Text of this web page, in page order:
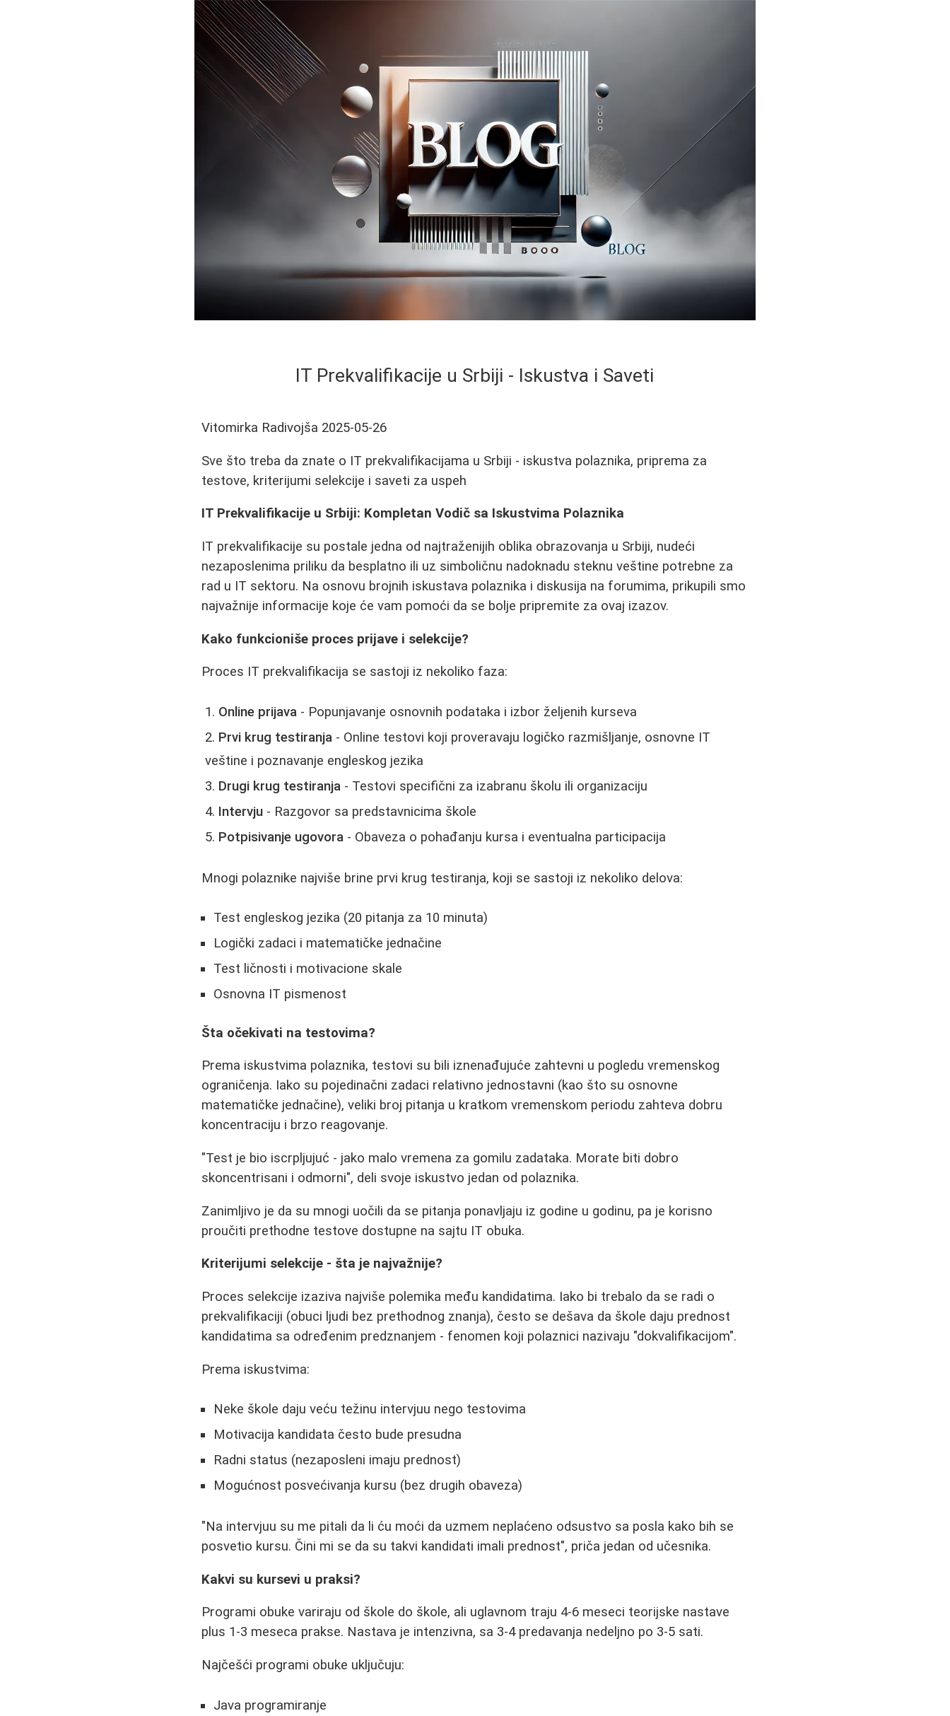
IT Prekvalifikacije u Srbiji - Iskustva i Saveti
Vitomirka Radivojša 2025-05-26
Sve što treba da znate o IT prekvalifikacijama u Srbiji - iskustva polaznika, priprema za
testove, kriterijumi selekcije i saveti za uspeh
IT Prekvalifikacije u Srbiji: Kompletan Vodič sa Iskustvima Polaznika
IT prekvalifikacije su postale jedna od najtraženijih oblika obrazovanja u Srbiji, nudeći
nezaposlenima priliku da besplatno ili uz simboličnu nadoknadu steknu veštine potrebne za
rad u IT sektoru. Na osnovu brojnih iskustava polaznika i diskusija na forumima, prikupili smo
najvažnije informacije koje će vam pomoći da se bolje pripremite za ovaj izazov.
Kako funkcioniše proces prijave i selekcije?
Proces IT prekvalifikacija se sastoji iz nekoliko faza:
Online prijava - Popunjavanje osnovnih podataka i izbor željenih kurseva
Prvi krug testiranja - Online testovi koji proveravaju logičko razmišljanje, osnovne IT
veštine i poznavanje engleskog jezika
Drugi krug testiranja - Testovi specifični za izabranu školu ili organizaciju
Intervju - Razgovor sa predstavnicima škole
Potpisivanje ugovora - Obaveza o pohađanju kursa i eventualna participacija
Mnogi polaznike najviše brine prvi krug testiranja, koji se sastoji iz nekoliko delova:
Test engleskog jezika (20 pitanja za 10 minuta)
Logički zadaci i matematičke jednačine
Test ličnosti i motivacione skale
Osnovna IT pismenost
Šta očekivati na testovima?
Prema iskustvima polaznika, testovi su bili iznenađujuće zahtevni u pogledu vremenskog
ograničenja. Iako su pojedinačni zadaci relativno jednostavni (kao što su osnovne
matematičke jednačine), veliki broj pitanja u kratkom vremenskom periodu zahteva dobru
koncentraciju i brzo reagovanje.
"Test je bio iscrpljujuć - jako malo vremena za gomilu zadataka. Morate biti dobro
skoncentrisani i odmorni", deli svoje iskustvo jedan od polaznika.
Zanimljivo je da su mnogi uočili da se pitanja ponavljaju iz godine u godinu, pa je korisno
proučiti prethodne testove dostupne na sajtu IT obuka.
Kriterijumi selekcije - šta je najvažnije?
Proces selekcije izaziva najviše polemika među kandidatima. Iako bi trebalo da se radi o
prekvalifikaciji (obuci ljudi bez prethodnog znanja), često se dešava da škole daju prednost
kandidatima sa određenim predznanjem - fenomen koji polaznici nazivaju "dokvalifikacijom".
Prema iskustvima:
Neke škole daju veću težinu intervjuu nego testovima
Motivacija kandidata često bude presudna
Radni status (nezaposleni imaju prednost)
Mogućnost posvećivanja kursu (bez drugih obaveza)
"Na intervjuu su me pitali da li ću moći da uzmem neplaćeno odsustvo sa posla kako bih se
posvetio kursu. Čini mi se da su takvi kandidati imali prednost", priča jedan od učesnika.
Kakvi su kursevi u praksi?
Programi obuke variraju od škole do škole, ali uglavnom traju 4-6 meseci teorijske nastave
plus 1-3 meseca prakse. Nastava je intenzivna, sa 3-4 predavanja nedeljno po 3-5 sati.
Najčešći programi obuke uključuju:
Java programiranje